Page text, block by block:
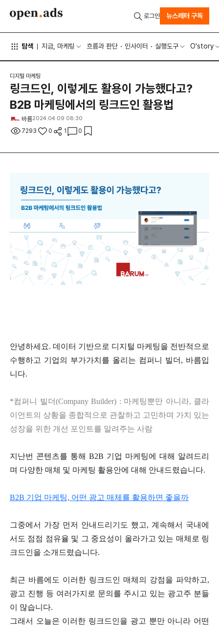
탐색 지금, 마케팅 흐름과 판단 인사이터 실행도구 O'story
로그인 뉴스레터 구독
디지털 마케팅
링크드인, 이렇게도 활용이 가능했다고?
B2B 마케팅에서의 링크드인 활용법
바름2024.04.09 08:30
7293 0 1 0
안녕하세요. 데이터 기반으로 디지털 마케팅을 전반적으로
수행하고 기업의 부가가치를 올리는 컴퍼니 빌더 , 바름입
니다.
*컴퍼니 빌더(Company Builder) : 마케팅뿐만 아니라, 클라
이언트의 상황을 종합적으로 관찰하고 고민하며 가치 있는
성장을 위한 개선 포인트를 알려주는 사람
지난번 콘텐츠를 통해 B2B 기업 마케팅에 대해 알려드리
며 다양한 매체 및 마케팅 활용안에 대해 안내드렸습니다.
B2B 기업 마케팅, 어떤 광고 매체를 활용하면 좋을까
그중에서 가장 먼저 안내드리기도 했고, 계속해서 국내에
서도 점점 점유율 및 그 중요성이 올라가고 있는 매체로 링
크드인을 소개드렸습니다.
최근 바름에도 이러한 링크드인 매체의 강점을 파악하고,
광고 진행 등 여러가지로 문의를 주시고 있는 광고주 분들
이 많습니다.
그래서 오늘은 이러한 링크드인을 광고 뿐만 아니라 어떤